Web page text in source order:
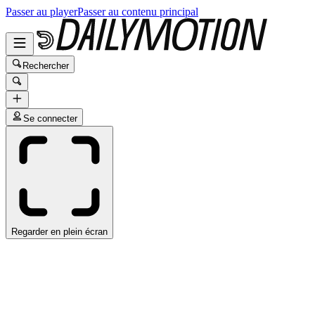
Passer au playerPasser au contenu principal
Rechercher
Se connecter
Regarder en plein écran